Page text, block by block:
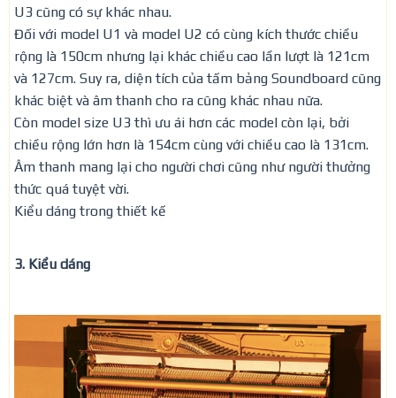
U3 cũng có sự khác nhau.
Đối với model U1 và model U2 có cùng kích thước chiều
rộng là 150cm nhưng lại khác chiều cao lần lượt là 121cm
và 127cm. Suy ra, diện tích của tấm bảng Soundboard cũng
khác biệt và âm thanh cho ra cũng khác nhau nữa.
Còn model size U3 thì ưu ái hơn các model còn lại, bởi
chiều rộng lớn hơn là 154cm cùng với chiều cao là 131cm.
Âm thanh mang lại cho người chơi cũng như người thưởng
thức quá tuyệt vời.
Kiểu dáng trong thiết kế
3. Kiểu dáng